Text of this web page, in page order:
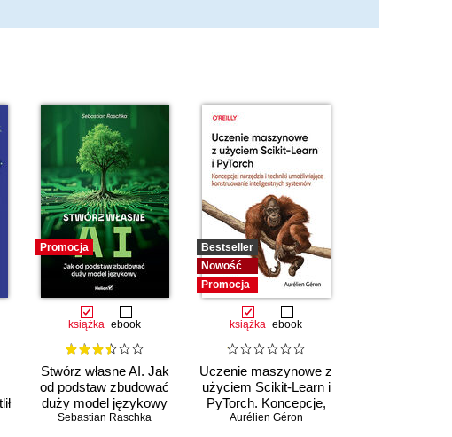
Promocja
książka ebook
Stwórz własne AI. Jak
od podstaw zbudować
duży model językowy
Sebastian Raschka
Bestseller
Nowość
Promocja
książka ebook
Uczenie maszynowe z
użyciem Scikit-Learn i
PyTorch. Koncepcje,
narzędzia i techniki
Aurélien Géron